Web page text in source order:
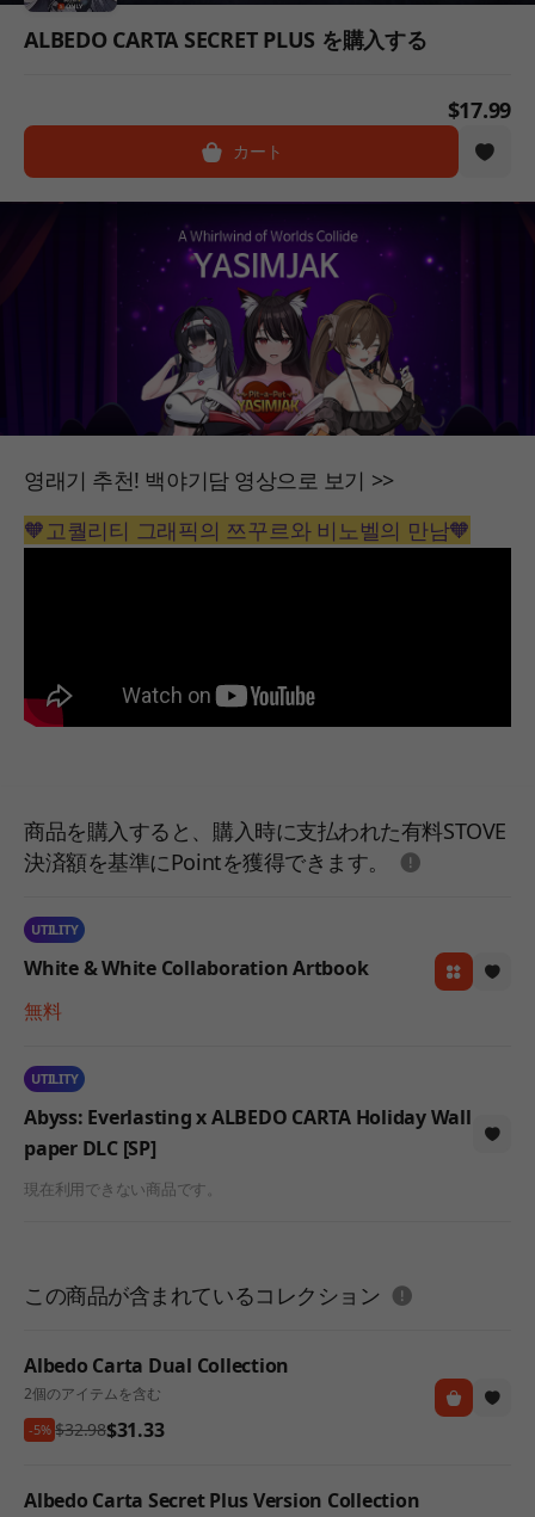
ALBEDO CARTA SECRET PLUS を購入する
$17.99
カート
영래기 추천! 백야기담 영상으로 보기 >>
🧡고퀄리티 그래픽의 쯔꾸르와 비노벨의 만남🧡
商品を購入すると、購入時に支払われた有料STOVE
決済額を基準にPointを獲得できます。
도움말
UTILITY
White & White Collaboration Artbook
無料
UTILITY
Abyss: Everlasting x ALBEDO CARTA Holiday Wall
paper DLC [SP]
現在利用できない商品です。
この商品が含まれているコレクション 도움말
Albedo Carta Dual Collection
2個のアイテムを含む
-5% $32.98$31.33
Albedo Carta Secret Plus Version Collection